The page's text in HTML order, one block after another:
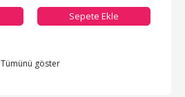
Sepete Ekle
Tümünü göster